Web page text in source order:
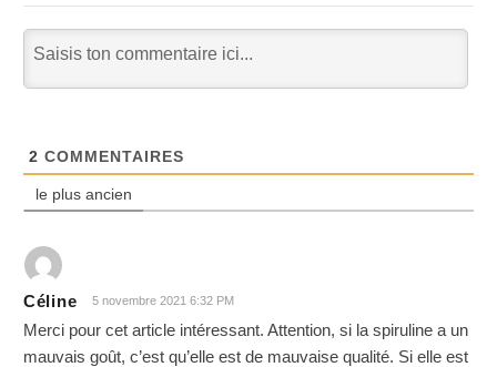
2 COMMENTAIRES
le plus ancien
Céline 5 novembre 2021 6:32 PM
Merci pour cet article intéressant. Attention, si la spiruline a un
mauvais goût, c’est qu’elle est de mauvaise qualité. Si elle est